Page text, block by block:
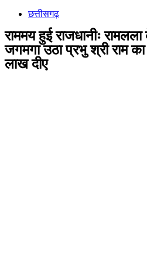
छत्तीसगढ़
राममय हुई राजधानीः
जगमगा उठा प्रभु श्री राम
लाख दीए